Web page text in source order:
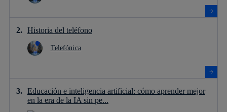
Historia del teléfono
Telefónica
Educación e inteligencia artificial: cómo aprender mejor
en la era de la IA sin pe...